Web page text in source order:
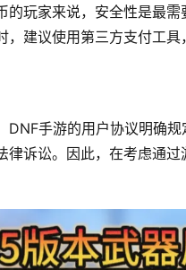
的玩家来说，安全性是最
，建议使用第三方支付工